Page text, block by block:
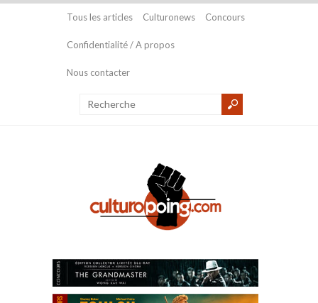
Tous les articles Culturonews Concours
Confidentialité / A propos
Nous contacter